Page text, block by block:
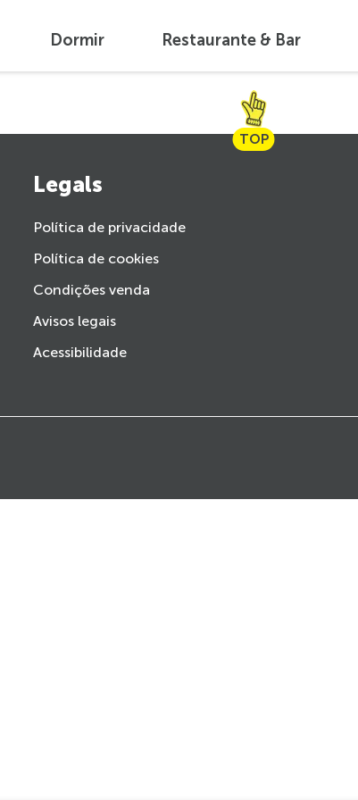
Dormir Restaurante & Bar
TOP
Legals
Política de privacidade
Política de cookies
Condições venda
Avisos legais
Acessibilidade